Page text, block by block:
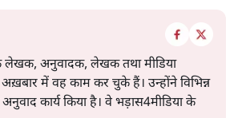
अनुवादक, लेखक तथा मीडिया
में वह काम कर चुके हैं। उन्होंने विभिन्न
कार्य किया है। वे भड़ास4मीडिया के